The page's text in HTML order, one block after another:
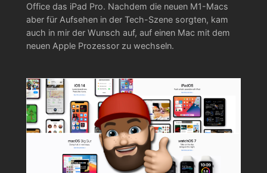
Office das iPad Pro. Nachdem die neuen M1-Macs
aber für Aufsehen in der Tech-Szene sorgten, kam
auch in mir der Wunsch auf, auf einen Mac mit dem
neuen Apple Prozessor zu wechseln.